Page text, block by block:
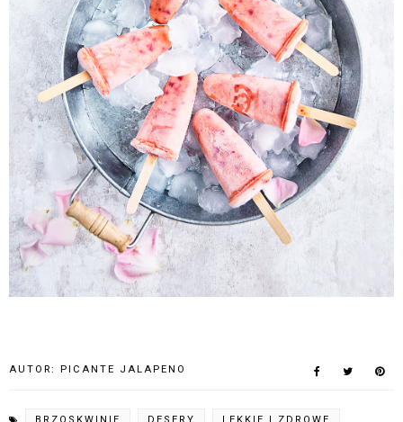
AUTOR: PICANTE JALAPENO
BRZOSKWINIE DESERY LEKKIE I ZDROWE